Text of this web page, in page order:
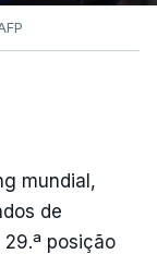
mundial,
de
posição